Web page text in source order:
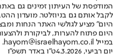
המודפסת של העיתון זמינים גם
לקבל אותם גם בניוזלטר. מועדון
היום" מציע לגולשי האתר הנחות
היום פתוח להערות, לביקורת
במייל hayom@israelhayom.co.il.
יום רביעי, 4.3.2026
ט"ו באדר תשפ"ו